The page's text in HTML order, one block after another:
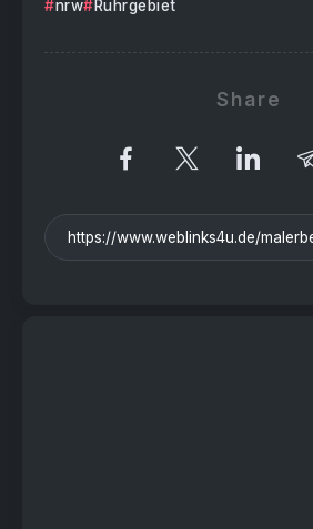
nrw Ruhrgebiet
Share